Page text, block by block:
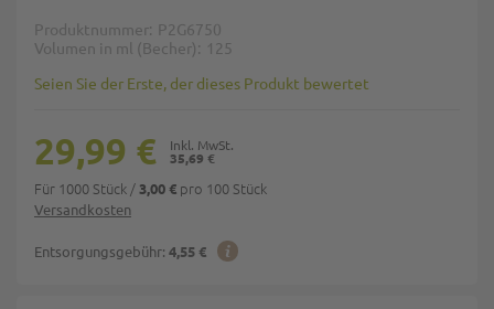
Produktnummer P2G6750
Volumen in ml (Becher)
125
Seien Sie der Erste, der dieses Produkt bewertet
Versandkosten
Entsorgungsgebühr: 4,55 €
35,69 €
29,99 €
Für 1000 Stück /3,00 € pro 100 Stück